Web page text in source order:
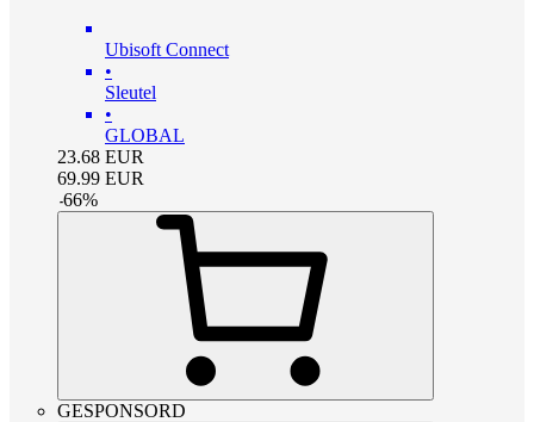
Ubisoft Connect
•
Sleutel
•
GLOBAL
23.68 EUR
69.99 EUR
-66%
GESPONSORD